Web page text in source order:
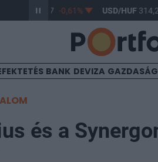
363,17 -0,61% USD/HUF
BANK DEVIZA GAZDASÁG
és a